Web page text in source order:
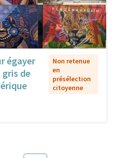
égayer
gris de
Non retenue
en
présélection
citoyenne